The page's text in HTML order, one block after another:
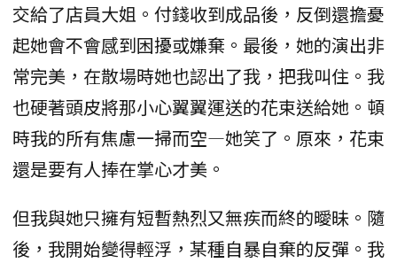
交給了店員大姐。付錢收到成品後，反倒還擔憂
起她會不會感到困擾或嫌棄。最後，她的演出非
常完美，在散場時她也認出了我，把我叫住。我
也硬著頭皮將那小心翼翼運送的花束送給她。頓
時我的所有焦慮一掃而空—她笑了。原來，花束
還是要有人捧在掌心才美。
但我與她只擁有短暫熱烈又無疾而終的曖昧。隨
後，我開始變得輕浮，某種自暴自棄的反彈。我